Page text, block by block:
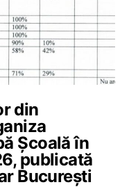
din
Școală în
publicată
București